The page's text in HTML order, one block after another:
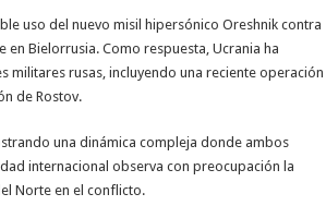
uso del nuevo misil hipersónico Oreshnik contra
Bielorrusia. Como respuesta, Ucrania ha
militares rusas, incluyendo una reciente operación
de Rostov.
una dinámica compleja donde ambos
internacional observa con preocupación la
Norte en el conflicto.